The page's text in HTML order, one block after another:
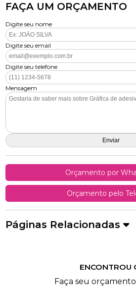
FAÇA UM ORÇAMENTO
Digite seu nome
Digite seu email
Digite seu telefone
Mensagem
Orçamento por
Orçamento pelo
Páginas Relacionadas
ENCONTROU
Faça seu